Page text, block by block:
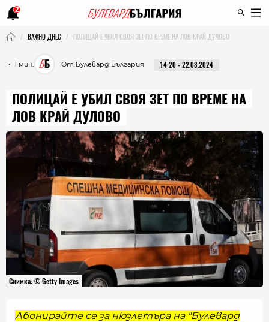
2
ВАЖНО ДНЕС ПОЛИЦАЙ Е УБИЛ СВОЯ ЗЕТ ПО ВРЕМЕ НА ЛОВ КРАЙ ДУЛОВО
・ 1 мин. От Булевард България 14:20 - 22.08.2024
ПОЛИЦАЙ Е УБИЛ СВОЯ ЗЕТ ПО ВРЕМЕ НА
ЛОВ КРАЙ ДУЛОВО
Снимка: © Getty Images
Абонирайте се за нюзлетъра на "Булевард